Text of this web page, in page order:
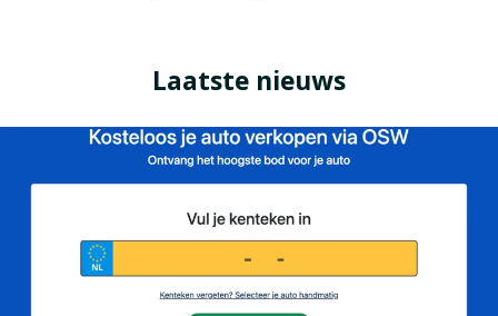
Laatste nieuws